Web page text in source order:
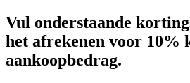
Vul onderstaande
het afrekenen voor 10%
aankoopbedrag.